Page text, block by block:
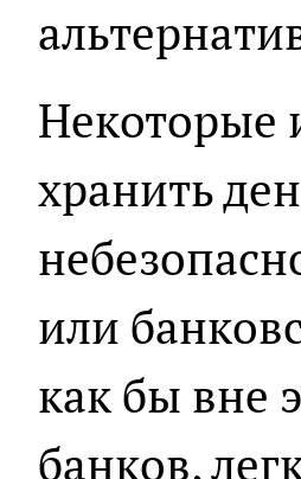
Некоторые
хранить
или
как бы вне
банков,